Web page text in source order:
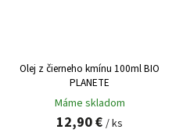
Olej z čierneho kmínu 100ml BIO
PLANETE
Máme skladom
12,90 € / ks